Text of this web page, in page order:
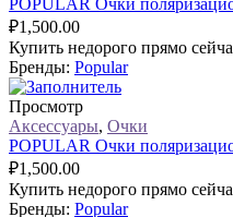
POPULAR Очки
₽1,500.00
Купить недорого прямо
Бренды: Popular
Просмотр
Аксессуары, Очки
POPULAR Очки
₽1,500.00
Купить недорого прямо
Бренды: Popular